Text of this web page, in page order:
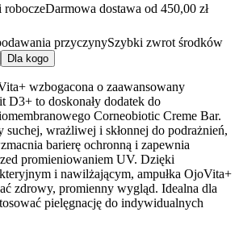
roboczeDarmowa dostawa od 450,00 zł
przyczynySzybki zwrot środków
Dla kogo
wzbogacona o zaawansowany
D3+ to doskonały dodatek do
Corneobiotic Creme Bar.
suchej, wrażliwej i skłonnej do podrażnień,
barierę ochronną i zapewnia
promieniowaniem UV. Dzięki
i nawilżającym, ampułka OjoVita+
zdrowy, promienny wygląd. Idealna dla
pielęgnację do indywidualnych